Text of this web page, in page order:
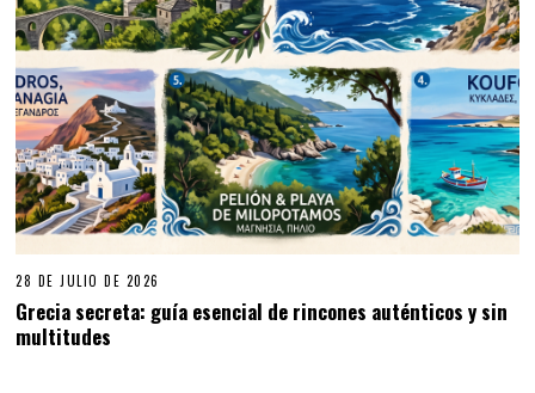
28 DE JULIO DE 2026
Grecia secreta: guía esencial de rincones auténticos y sin
multitudes